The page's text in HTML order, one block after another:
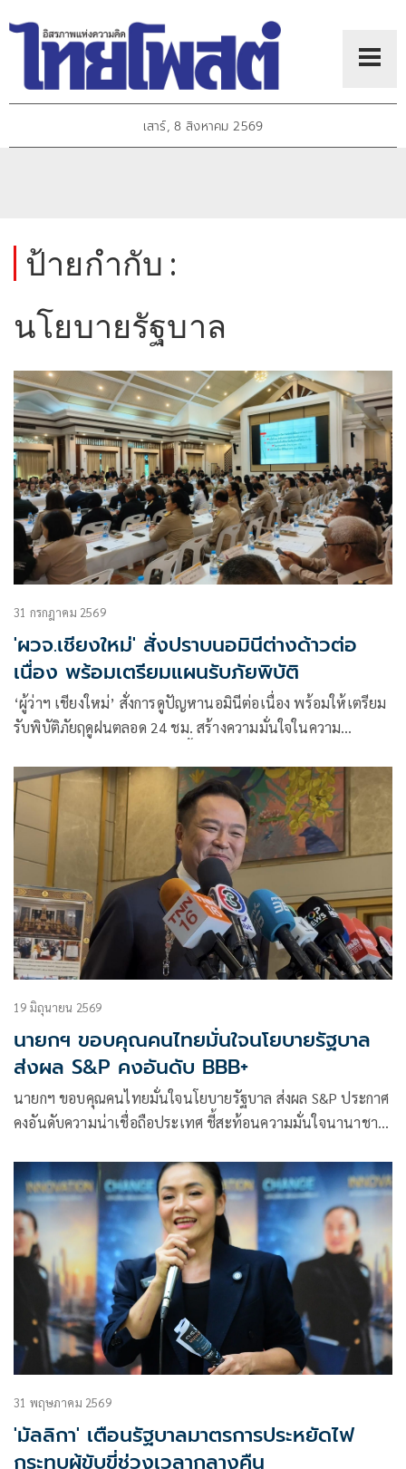
เสาร์, 8 สิงหาคม 2569
ป้ายกำกับ :
นโยบายรัฐบาล
31 กรกฎาคม 2569
'ผวจ.เชียงใหม่' สั่งปราบนอมินีต่างด้าวต่อ
เนื่อง พร้อมเตรียมแผนรับภัยพิบัติ
‘ผู้ว่าฯ เชียงใหม่’ สั่งการดูปัญหานอมินีต่อเนื่อง พร้อมให้เตรียม
รับพิบัติภัยฤดูฝนตลอด 24 ชม. สร้างความมั่นใจในความ
19 มิถุนายน 2569
นายกฯ ขอบคุณคนไทยมั่นใจนโยบายรัฐบาล
ส่งผล S&P คงอันดับ BBB+
นายกฯ ขอบคุณคนไทยมั่นใจนโยบายรัฐบาล ส่งผล S&P ประกาศ
คงอันดับความน่าเชื่อถือประเทศ ชี้สะท้อนความมั่นใจนานาชาติ
31 พฤษภาคม 2569
'มัลลิกา' เตือนรัฐบาลมาตรการประหยัดไฟ
กระทบผู้ขับขี่ช่วงเวลากลางคืน